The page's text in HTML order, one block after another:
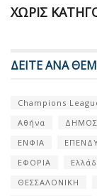
ΧΩΡΊΣ
ΔΕΙΤΕ ΑΝΑ
Champions
Αθήνα
ΕΝΦΙΑ
ΕΦΟΡΙΑ
ΘΕΣΣΑΛΟΝΙΚΗ